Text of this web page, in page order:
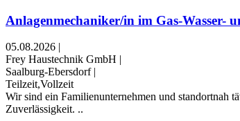
Anlagenmechaniker/in im Gas-Wasser-
05.08.2026 |
Frey Haustechnik GmbH |
Saalburg-Ebersdorf |
Teilzeit,Vollzeit
Wir sind ein Familienunternehmen und standortnah
Zuverlässigkeit. ..